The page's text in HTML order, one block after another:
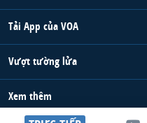
Tải App của VOA
Vượt tường lửa
Xem thêm